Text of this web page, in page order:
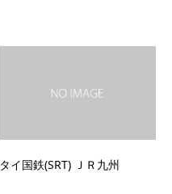
タイ国鉄(SRT) ＪＲ九州